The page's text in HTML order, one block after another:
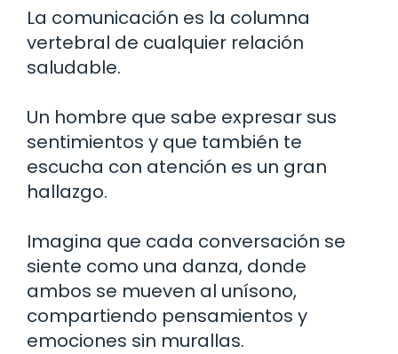
La comunicación es la columna
vertebral de cualquier relación
saludable.
Un hombre que sabe expresar sus
sentimientos y que también te
escucha con atención es un gran
hallazgo.
Imagina que cada conversación se
siente como una danza, donde
ambos se mueven al unísono,
compartiendo pensamientos y
emociones sin murallas.